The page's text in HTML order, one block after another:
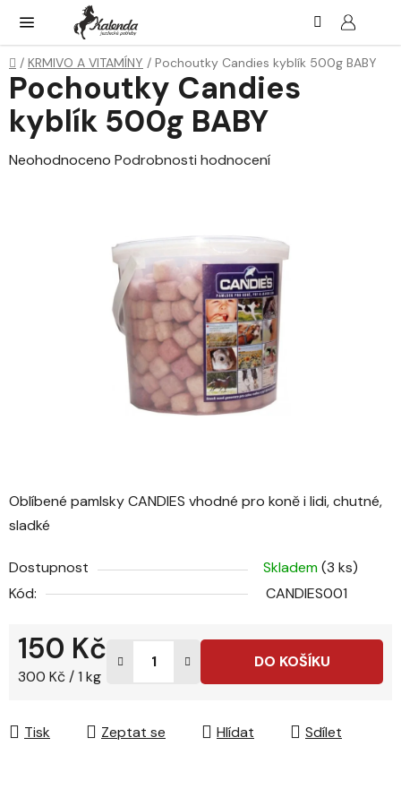
obsah
Domů
/ KRMIVO A VITAMÍNY / Pochoutky Candies kyblík 500g BABY
Oblíbené pamlsky CANDIES vhodné pro koně i lidi, chutné,
sladké
Dostupnost Skladem(3 ks)
Kód:
CANDIES001
150 Kč
Měrná cena:
300 Kč / 1 kg
DO KOŠÍKU
Tisk Zeptat se Hlídat Sdílet
Pochoutky Candies
kyblík 500g BABY
Průměrné
Neohodnoceno Podrobnosti hodnocení